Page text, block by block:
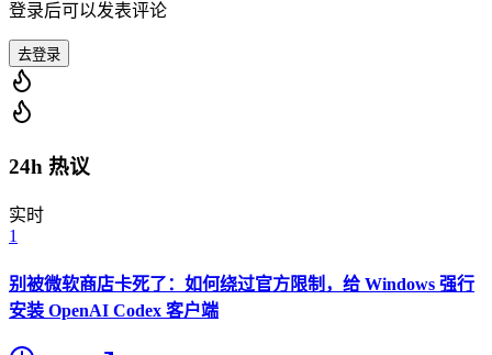
登录后可以发表评论
去登录
24h 热议
实时
1
别被微软商店卡死了：如何绕过官方限制，给 Windows 强行
安装 OpenAI Codex 客户端